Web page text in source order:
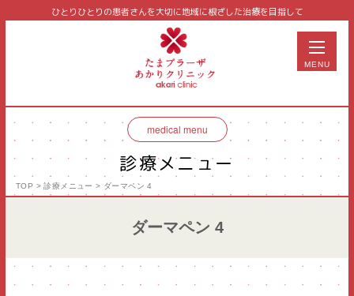
ひとりひとりの患者さんを大切に地域に根ざした治療を目指して
美容皮膚科
予防医学
MENU
medical menu
診療メニュー
TOP >診療メニュー > ダーマペン 4
ダーマペン 4